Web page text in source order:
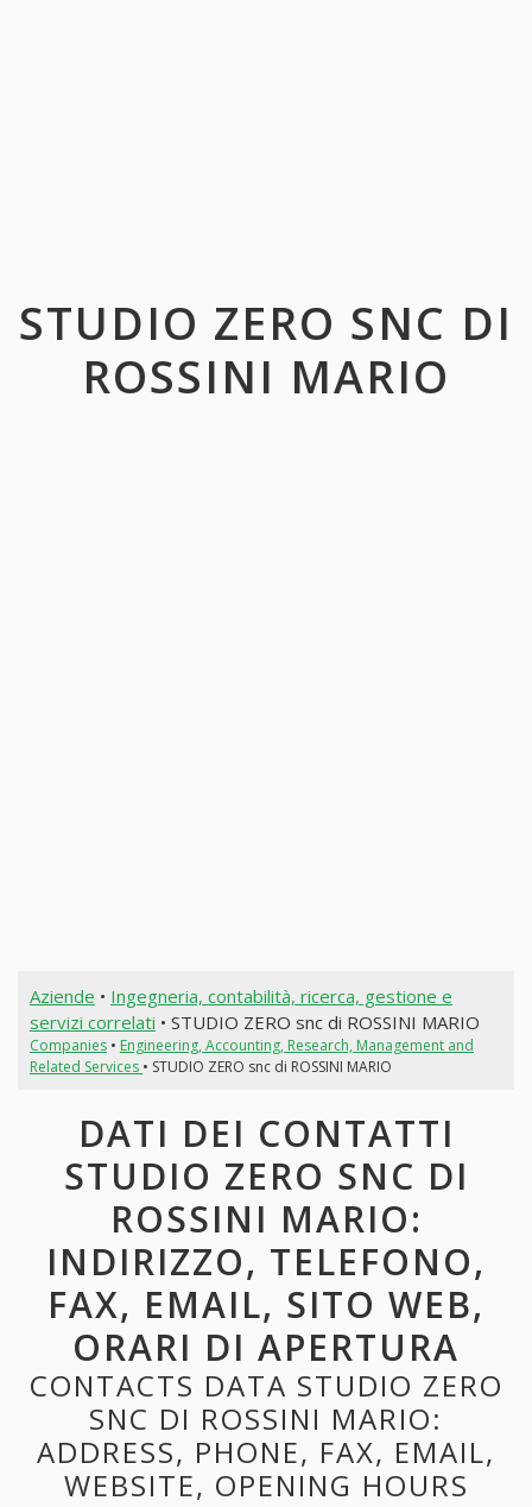
STUDIO ZERO SNC DI
ROSSINI MARIO
Aziende • Ingegneria, contabilità, ricerca, gestione e
servizi correlati • STUDIO ZERO snc di ROSSINI MARIO
Companies• Engineering, Accounting, Research, Management and
Related Services • STUDIO ZERO snc di ROSSINI MARIO
DATI DEI CONTATTI
STUDIO ZERO SNC DI
ROSSINI MARIO:
INDIRIZZO, TELEFONO,
FAX, EMAIL, SITO WEB,
ORARI DI APERTURA
CONTACTS DATA STUDIO ZERO
SNC DI ROSSINI MARIO:
ADDRESS, PHONE, FAX, EMAIL,
WEBSITE, OPENING HOURS